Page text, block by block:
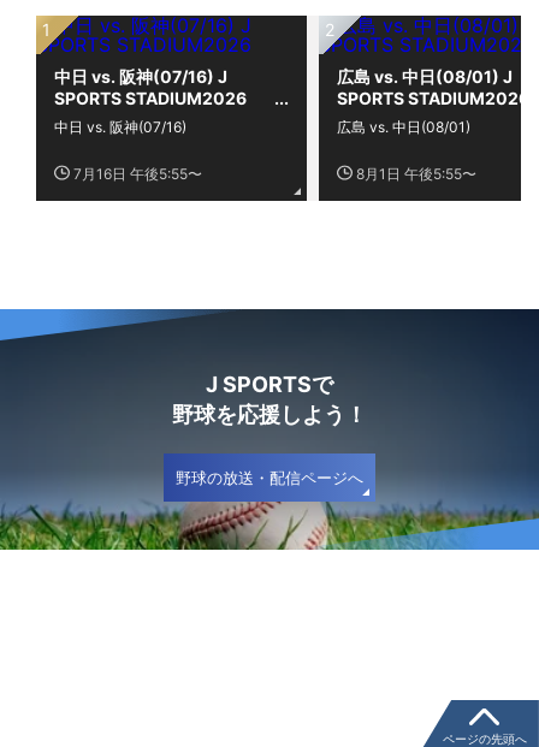
中日 vs. 阪神(07/16) J
SPORTS STADIUM2026
7月16日 午後5:55〜
中日 vs. 阪神(07/16)
広島 vs. 中日(08/01) J
SPORTS STADIUM2026
8月1日 午後5:55〜
広島 vs. 中日(08/01)
J SPORTSで
野球を応援しよう！
野球の放送・配信ページへ
ページの先頭へ